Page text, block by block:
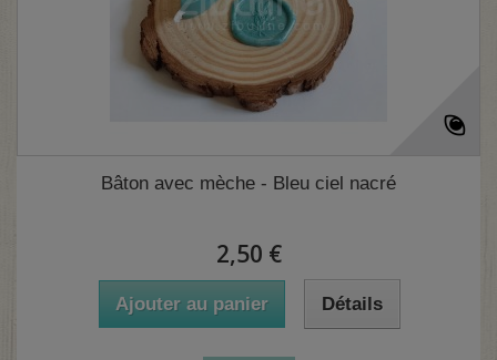
Bâton avec mèche - Bleu ciel nacré
2,50 €
Ajouter au panier Détails